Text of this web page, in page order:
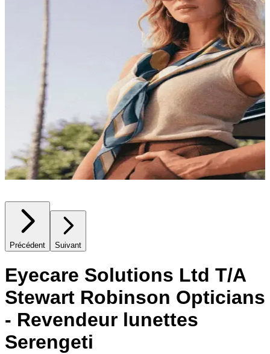
Précédent Suivant
Eyecare Solutions Ltd T/A
Stewart Robinson Opticians
- Revendeur lunettes
Serengeti